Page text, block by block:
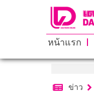
หน้าแรก
ข่าว